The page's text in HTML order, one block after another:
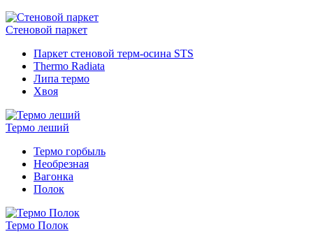
Стеновой паркет
Паркет стеновой терм-осина STS
Thermo Radiata
Липа термо
Хвоя
Термо леший
Термо горбыль
Необрезная
Вагонка
Полок
Термо Полок